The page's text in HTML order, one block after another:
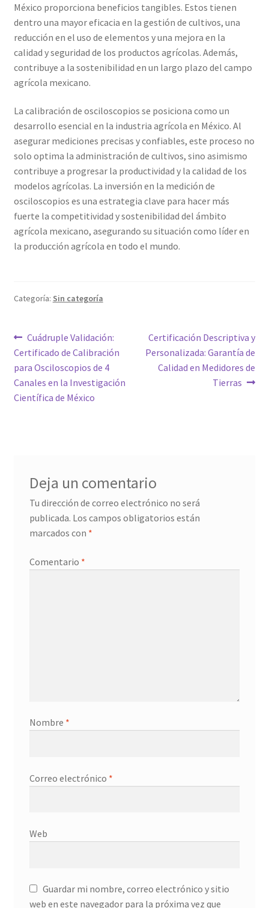
México proporciona beneficios tangibles. Estos tienen
dentro una mayor eficacia en la gestión de cultivos, una
reducción en el uso de elementos y una mejora en la
calidad y seguridad de los productos agrícolas. Además,
contribuye a la sostenibilidad en un largo plazo del campo
agrícola mexicano.
La calibración de osciloscopios se posiciona como un
desarrollo esencial en la industria agrícola en México. Al
asegurar mediciones precisas y confiables, este proceso no
solo optima la administración de cultivos, sino asimismo
contribuye a progresar la productividad y la calidad de los
modelos agrícolas. La inversión en la medición de
osciloscopios es una estrategia clave para hacer más
fuerte la competitividad y sostenibilidad del ámbito
agrícola mexicano, asegurando su situación como líder en
la producción agrícola en todo el mundo.
Categoría: Sin categoría
Navegación
de
entradas
Entrada
anterior:
Cuádruple Validación:
Certificado de Calibración
para Osciloscopios de 4
Canales en la Investigación
Científica de México
Siguiente
entrada:
Certificación Descriptiva y
Personalizada: Garantía de
Calidad en Medidores de
Tierras
Deja un comentario
Tu dirección de correo electrónico no será
publicada. Los campos obligatorios están
marcados con *
Comentario *
Nombre *
Correo electrónico *
Web
Guardar mi nombre, correo electrónico y sitio
web en este navegador para la próxima vez que